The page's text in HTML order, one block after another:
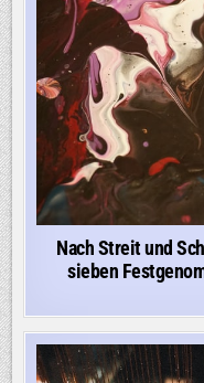
Nach Streit und
sieben